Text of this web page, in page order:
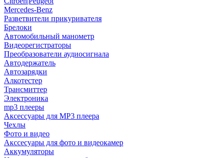
Mercedes-Benz
Разветвители прикуривателя
Брелоки
Автомобильный манометр
Видеорегистраторы
Преобразователи аудиосигнала
Автодержатель
Автозарядки
Алкотестер
Трансмиттер
Электроника
mp3 плееры
Аксессуары для MP3 плеера
Чехлы
Фото и видео
Акссесуары для фото и видеокамер
Аккумуляторы